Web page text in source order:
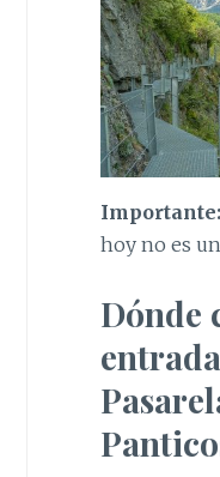
Importante:
hoy no es
Dónde